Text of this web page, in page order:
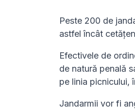
Peste 200 de
astfel încât
Efectivele de
de natură penală
pe linia picnicului,
Jandarmii vor fi